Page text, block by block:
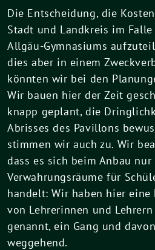
Die Entscheidung, die
Stadt und Landkreis im Falle
Allgäu-Gymnasiums
dies aber in einem
könnten wir bei den
Wir bauen hier der Zeit
knapp geplant, die
Abrisses des Pavillons
stimmen wir auch zu. Wir
dass es sich beim Anbau nur
Verwahrungsräume für
handelt: Wir haben hier eine
von Lehrerinnen und Lehrern
genannt, ein Gang und
weggehend.